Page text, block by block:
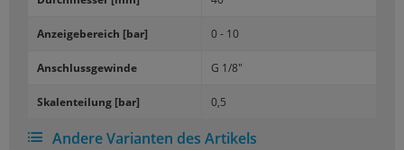
An­zei­ge­be­reich [bar] 0 - 10
An­schluss­ge­win­de G 1/8"
Ska­len­tei­lung [bar] 0,5
Andere Varianten des Artikels